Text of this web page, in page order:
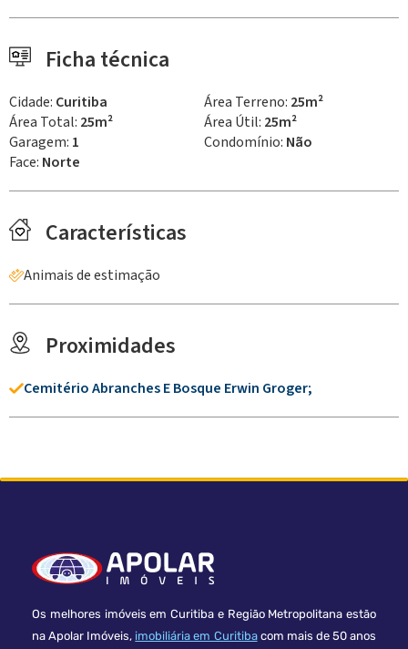
Ficha técnica
Cidade: Curitiba Área Terreno: 25m²
Área Total: 25m² Área Útil: 25m²
Garagem: 1 Condomínio: Não
Face: Norte
Características
Animais de estimação
Proximidades
Cemitério Abranches E Bosque Erwin Groger;
Os melhores imóveis em Curitiba e Região Metropolitana estão
na Apolar Imóveis, imobiliária em Curitibacom mais de 50 anos